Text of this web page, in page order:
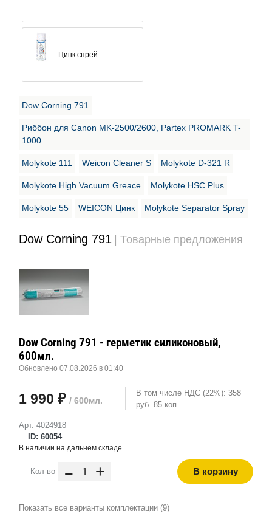
Цинк спрей
Dow Corning 791
Риббон для Canon MK-2500/2600, Partex PROMARK T-
1000
Molykote 111 Weicon Cleaner S Molykote D-321 R
Molykote High Vacuum Greace Molykote HSC Plus
Molykote 55 WEICON Цинк Molykote Separator Spray
Dow Corning 791 | Товарные предложения
Арт. 4024918
ID: 60054
Dow Corning 791 - герметик силиконовый,
600мл.
Обновлено 07.08.2026 в 01:40
1 990 ₽ / 600мл.
В том числе НДС (22%): 358
руб. 85 коп.
В наличии на дальнем складе
Кол-во - + В корзину
Показать все варианты комплектации (9)